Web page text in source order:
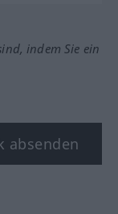
indem Sie ein
absenden